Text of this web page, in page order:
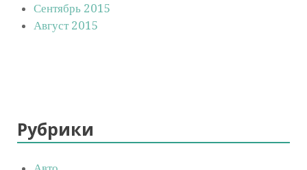
Сентябрь 2015
Август 2015
Рубрики